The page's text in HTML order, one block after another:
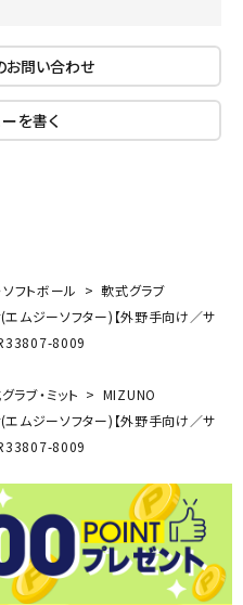
お問い合わせ
を書く
ソフトボール
軟式グラブ
ムジーソフター)【外野手向け／サ
8009
ラブ・ミット
MIZUNO
ムジーソフター)【外野手向け／サ
8009